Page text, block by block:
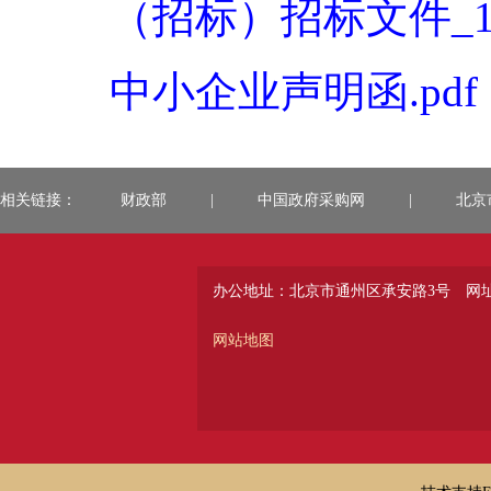
（招标）招标文件
中小企业声明函.pdf
相关链接： 财政部 中国政府采购网 北京
办公地址：北京市通州区承安路3号
网站地图
网